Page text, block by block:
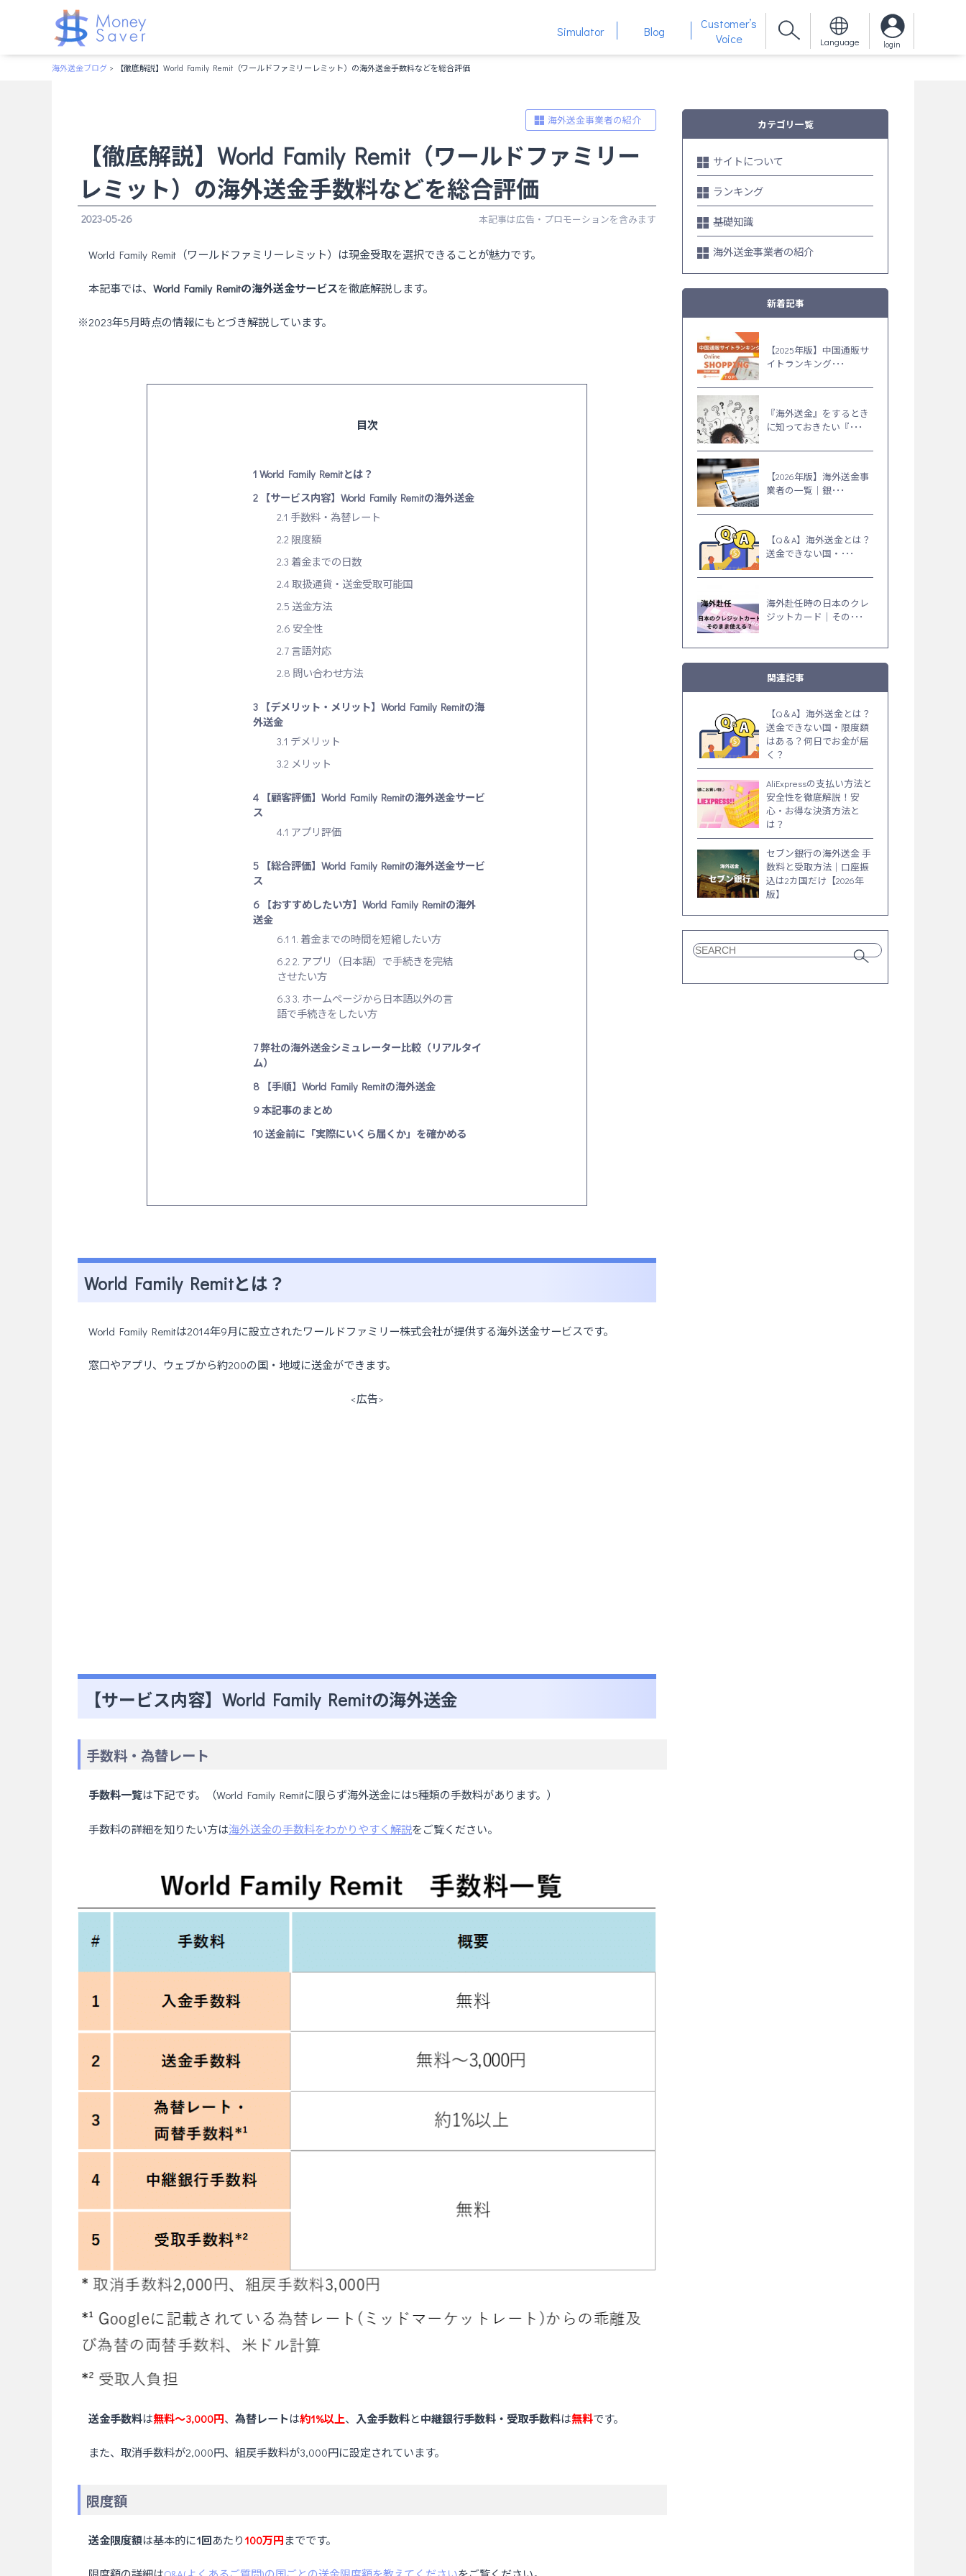
Simulator Blog
Customer’s
Voice
Language login
海外送金ブログ > 【徹底解説】World Family Remit（ワールドファミリーレミット）の海外送金手数料などを総合評価
海外送金事業者の紹介
【徹底解説】World Family Remit（ワールドファミリー
レミット）の海外送金手数料などを総合評価
2023-05-26
World Family Remit（ワールドファミリーレミット）は現金受取を選択できることが魅力です。
本記事では、 World Family Remitの海外送金サービスを徹底解説します。
※2023年5月時点の情報にもとづき解説しています。
目次
1 World Family Remitとは？
2 【サービス内容】World Family Remitの海外送金
2.1 手数料・為替レート
2.2 限度額
2.3 着金までの日数
2.4取扱通貨・送金受取可能国
2.5 送金方法
2.6 安全性
2.7 言語対応
2.8 問い合わせ方法
3 【デメリット・メリット】World Family Remitの海
外送金
3.1 デメリット
3.2 メリット
4 【顧客評価】World Family Remitの海外送金サービ
ス
4.1 アプリ評価
5 【総合評価】World Family Remitの海外送金サービ
ス
6 【おすすめしたい方】World Family Remitの海外
送金
6.1 1. 着金までの時間を短縮したい方
6.2 2. アプリ（日本語）で手続きを完結
させたい方
6.3 3. ホームページから日本語以外の言
語で手続きをしたい方
7弊社の海外送金シミュレーター比較（リアルタイ
ム）
8 【手順】World Family Remitの海外送金
9本記事のまとめ
10送金前に「実際にいくら届くか」を確かめる
World Family Remitとは？
World Family Remitは2014年9月に設立されたワールドファミリー株式会社が提供する海外送金サービスです。
窓口やアプリ、ウェブから約200の国・地域に送金ができます。
<広告>
【サービス内容】World Family Remitの海外送金
手数料・為替レート
手数料一覧は下記です。（World Family Remitに限らず海外送金には5種類の手数料があります。）
手数料の詳細を知りたい方は海外送金の手数料をわかりやすく解説をご覧ください。
送金手数料は無料〜3,000円、 為替レートは約1%以上、 入金手数料と中継銀行手数料・受取手数料は無料です。
また、取消手数料が2,000円、組戻手数料が3,000円に設定されています。
限度額
送金限度額は基本的に1回あたり 100万円 までです。
カテゴリ一覧
サイトについて
ランキング
基礎知識
海外送金事業者の紹介
新着記事
【2025年版】中国通販サ
イトランキング･･･
『海外送金』をするとき
に知っておきたい『･･･
【2026年版】海外送金事
業者の一覧｜銀･･･
【Q＆A】海外送金とは？
送金できない国・･･･
海外赴任時の日本のクレ
ジットカード｜その･･･
関連記事
【Q＆A】海外送金とは？
送金できない国・限度額
はある？何日でお金が届
く？
AliExpressの支払い方法と
安全性を徹底解説！安
心・お得な決済方法と
は？
セブン銀行の海外送金 手
数料と受取方法｜口座振
込は2カ国だけ【2026年
版】